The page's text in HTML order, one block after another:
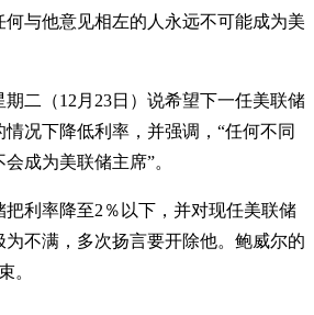
何与他意见相左的人永远不可能成为美
二（12月23日）说希望下一任美联储
况下降低利率，并强调，“任何不同
成为美联储主席”。
利率降至2％以下，并对现任美联储
为不满，多次扬言要开除他。鲍威尔的
。